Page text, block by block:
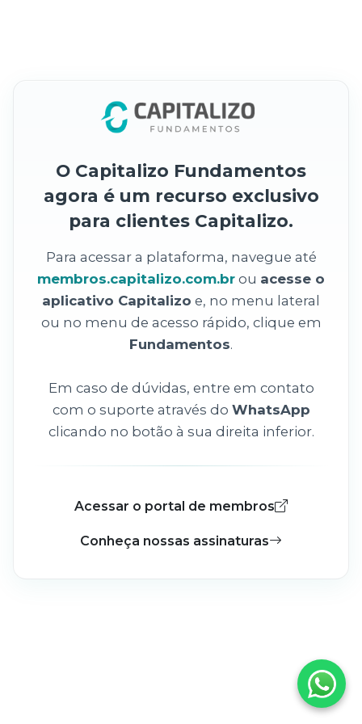
O Capitalizo Fundamentos
agora é um recurso exclusivo
para clientes Capitalizo.
Para acessar a plataforma, navegue até
membros.capitalizo.com.br ou acesse o
aplicativo Capitalizo e, no menu lateral
ou no menu de acesso rápido, clique em
Fundamentos.
Em caso de dúvidas, entre em contato
com o suporte através do WhatsApp
clicando no botão à sua direita inferior.
Acessar o portal de membros
Conheça nossas assinaturas